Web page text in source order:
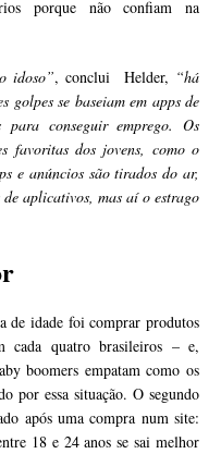
porque não confiam na
idoso”, conclui Helder, “há
golpes se baseiam em apps de
para conseguir emprego. Os
favoritas dos jovens, como o
e anúncios são tirados do ar,
aplicativos, mas aí o estrago
de idade foi comprar produtos
cada quatro brasileiros – e,
boomers empatam como os
por essa situação. O segundo
após uma compra num site:
18 e 24 anos se sai melhor